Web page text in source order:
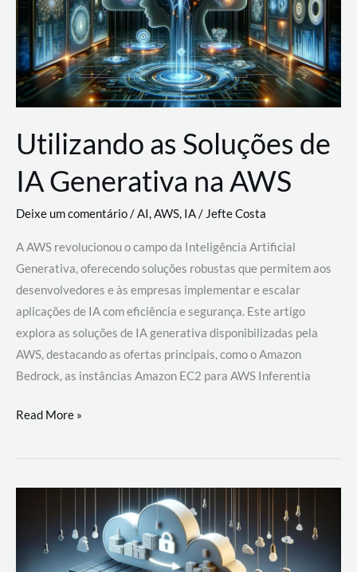
Utilizando as Soluções de
IA Generativa na AWS
Deixe um comentário/AI,AWS, IA/Jefte Costa
A AWS revolucionou o campo da Inteligência Artificial
Generativa, oferecendo soluções robustas que permitem aos
desenvolvedores e às empresas implementar e escalar
aplicações de IA com eficiência e segurança. Este artigo
explora as soluções de IA generativa disponibilizadas pela
AWS, destacando as ofertas principais, como o Amazon
Bedrock, as instâncias Amazon EC2 para AWS Inferentia
Utilizando
Soluções
AWS
Read More »